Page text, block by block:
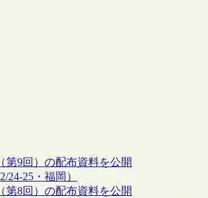
9回）の配布資料を公開
25・福岡）
8回）の配布資料を公開